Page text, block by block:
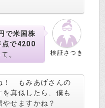
検証さつき
で米国株
点で4200
。
！ もみあげさんの
真似したら、僕も
せますかね？